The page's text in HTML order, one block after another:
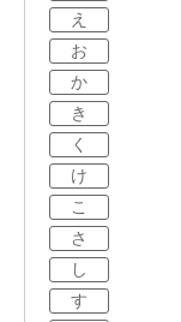
え
お
か
き
く
け
こ
さ
し
す